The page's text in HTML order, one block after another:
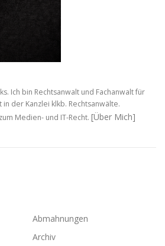
Ich bin Rechtsanwalt und Fachanwalt für
der Kanzlei klkb. Rechtsanwälte.
Medien- und IT-Recht. [Über Mich]
Abmahnungen
Archiv